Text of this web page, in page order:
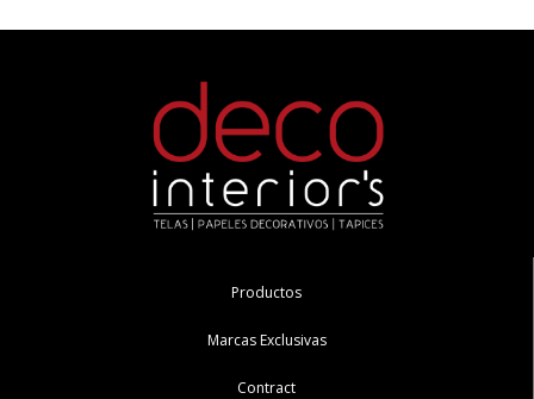
Productos
Marcas Exclusivas
Contract